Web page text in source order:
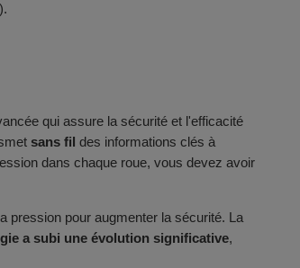
qui assure la sécurité et l'efficacité
sans fil des informations clés à
dans chaque roue, vous devez avoir
pression pour augmenter la sécurité. La
a subi une évolution significative,